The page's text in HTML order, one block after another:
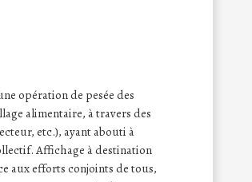
opération de pesée des
alimentaire, à travers des
etc.), ayant abouti à
Affichage à destination
aux efforts conjoints de tous,